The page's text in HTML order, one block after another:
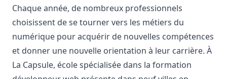
Chaque année, de nombreux professionnels
choisissent de se tourner vers les métiers du
numérique pour acquérir de nouvelles compétences
et donner une nouvelle orientation à leur carrière. À
La Capsule, école spécialisée dans la formation